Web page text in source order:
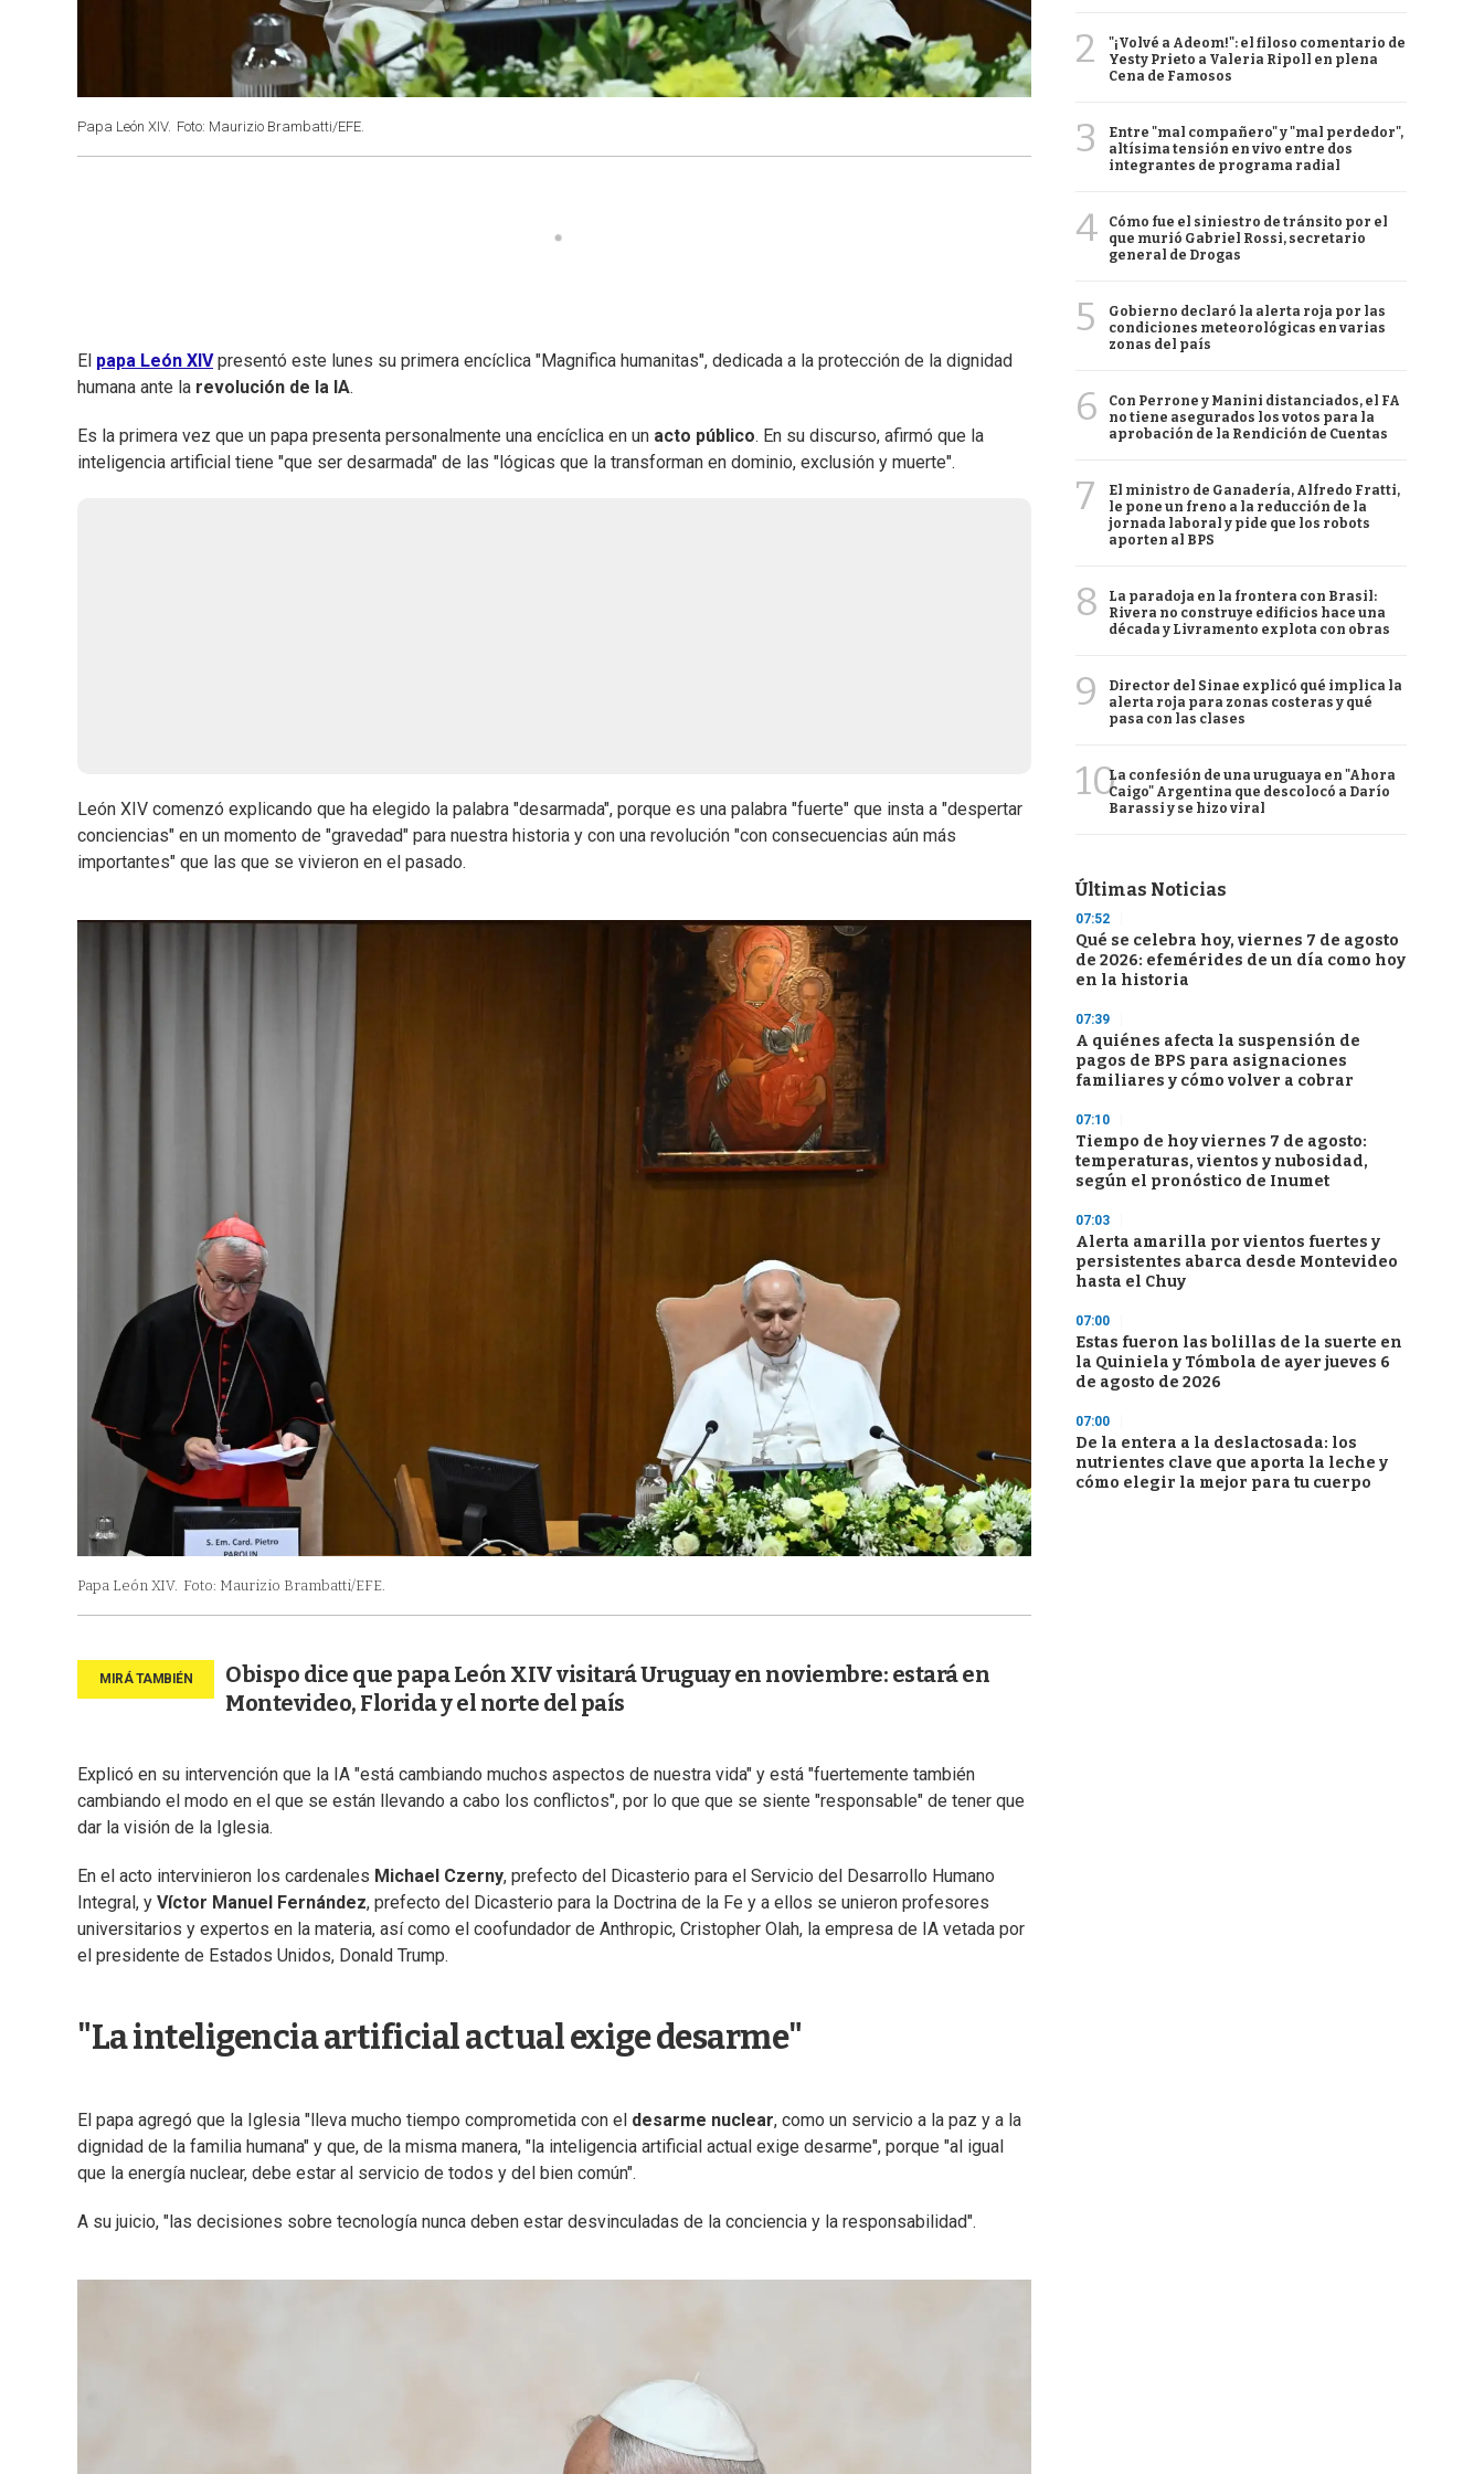
Papa León XIV. Foto: Maurizio Brambatti/EFE.
El papa León XIVpresentó este lunes su primera encíclica "Magnifica humanitas", dedicada a la protección de la dignidad
humana ante la revolución de la IA.
Es la primera vez que un papa presenta personalmente una encíclica en un acto público. En su discurso, afirmó que la
inteligencia artificial tiene "que ser desarmada" de las "lógicas que la transforman en dominio, exclusión y muerte".
León XIV comenzó explicando que ha elegido la palabra "desarmada", porque es una palabra "fuerte" que insta a "despertar
conciencias" en un momento de "gravedad" para nuestra historia y con una revolución "con consecuencias aún más
importantes" que las que se vivieron en el pasado.
Papa León XIV. Foto: Maurizio Brambatti/EFE.
Obispo dice que papa León XIV visitará Uruguay en noviembre: estará en
Montevideo, Florida y el norte del país
Explicó en su intervención que la IA "está cambiando muchos aspectos de nuestra vida" y está "fuertemente también
cambiando el modo en el que se están llevando a cabo los conflictos", por lo que que se siente "responsable" de tener que
dar la visión de la Iglesia.
En el acto intervinieron los cardenales Michael Czerny, prefecto del Dicasterio para el Servicio del Desarrollo Humano
Integral, y Víctor Manuel Fernández, prefecto del Dicasterio para la Doctrina de la Fe y a ellos se unieron profesores
universitarios y expertos en la materia, así como el coofundador de Anthropic, Cristopher Olah, la empresa de IA vetada por
el presidente de Estados Unidos, Donald Trump.
"La inteligencia artificial actual exige desarme"
El papa agregó que la Iglesia "lleva mucho tiempo comprometida con el desarme nuclear, como un servicio a la paz y a la
dignidad de la familia humana" y que, de la misma manera, "la inteligencia artificial actual exige desarme", porque "al igual
que la energía nuclear, debe estar al servicio de todos y del bien común".
A su juicio, "las decisiones sobre tecnología nunca deben estar desvinculadas de la conciencia y la responsabilidad".
2
"¡Volvé a Adeom!": el filoso comentario de
Yesty Prieto a Valeria Ripoll en plena
Cena de Famosos
3
Entre "mal compañero" y "mal perdedor",
altísima tensión en vivo entre dos
integrantes de programa radial
4
Cómo fue el siniestro de tránsito por el
que murió Gabriel Rossi, secretario
general de Drogas
5
Gobierno declaró la alerta roja por las
condiciones meteorológicas en varias
zonas del país
6
Con Perrone y Manini distanciados, el FA
no tiene asegurados los votos para la
aprobación de la Rendición de Cuentas
7
El ministro de Ganadería, Alfredo Fratti,
le pone un freno a la reducción de la
jornada laboral y pide que los robots
aporten al BPS
8
La paradoja en la frontera con Brasil:
Rivera no construye edificios hace una
década y Livramento explota con obras
9
Director del Sinae explicó qué implica la
alerta roja para zonas costeras y qué
pasa con las clases
10La confesión de una uruguaya en "Ahora
Caigo" Argentina que descolocó a Darío
Barassi y se hizo viral
Últimas Noticias
07:52
Qué se celebra hoy, viernes 7 de agosto
de 2026: efemérides de un día como hoy
en la historia
07:39
A quiénes afecta la suspensión de
pagos de BPS para asignaciones
familiares y cómo volver a cobrar
07:10
Tiempo de hoy viernes 7 de agosto:
temperaturas, vientos y nubosidad,
según el pronóstico de Inumet
07:03
Alerta amarilla por vientos fuertes y
persistentes abarca desde Montevideo
hasta el Chuy
07:00
Estas fueron las bolillas de la suerte en
la Quiniela y Tómbola de ayer jueves 6
de agosto de 2026
07:00
De la entera a la deslactosada: los
nutrientes clave que aporta la leche y
cómo elegir la mejor para tu cuerpo